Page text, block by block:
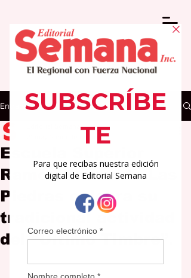
Entrada
Escuela Superior
Ramón Power de Las
Piedras celebra su
tradicional actividad
del “Último Timbre”.
2 min de lectura